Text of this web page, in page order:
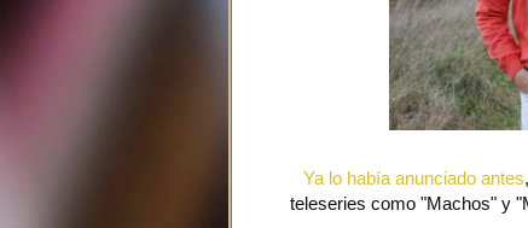
Ya lo había anunciado antes
teleseries como "Machos" y